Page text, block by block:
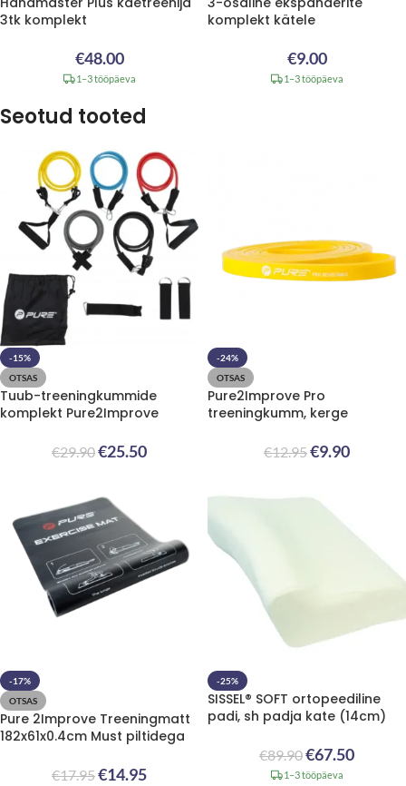
3tk komplekt
€48.00
1–3 tööpäeva
komplekt kätele
€9.00
1–3 tööpäeva
Seotud tooted
-15%
OTSAS
Tuub-treeningkummide
komplekt Pure2Improve
€29.90€25.50
-24%
OTSAS
Pure2Improve Pro
treeningkumm, kerge
€12.95€9.90
-17%
OTSAS
Pure 2Improve Treeningmatt
182x61x0.4cm Must piltidega
€17.95€14.95
-25%
SISSEL® SOFT ortopeediline
padi, sh padja kate (14cm)
€89.90€67.50
1–3 tööpäeva